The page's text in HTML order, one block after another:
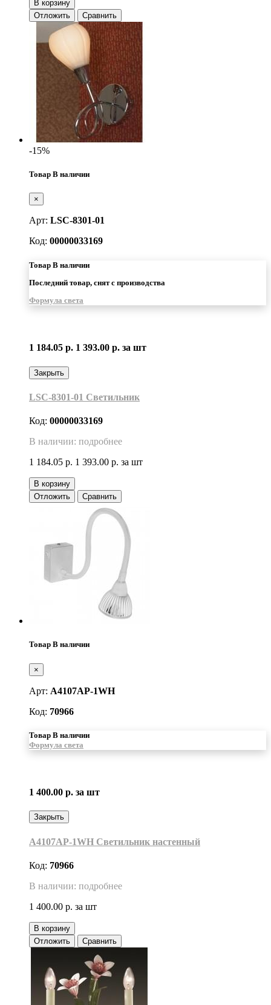
В корзину
Отложить
Сравнить
-15%
Товар В наличии
×
Арт: LSC-8301-01
Код: 00000033169
Товар В наличии
Последний товар, снят с производства
Формула света
1 184.05 р. 1 393.00 р. за шт
Закрыть
LSC-8301-01 Светильник
Код: 00000033169
В наличии: подробнее
1 184.05 р. 1 393.00 р. за шт
В корзину
Отложить
Сравнить
Товар В наличии
×
Арт: A4107AP-1WH
Код: 70966
Товар В наличии
Формула света
1 400.00 р. за шт
Закрыть
A4107AP-1WH Светильник настенный
Код: 70966
В наличии: подробнее
1 400.00 р. за шт
В корзину
Отложить
Сравнить